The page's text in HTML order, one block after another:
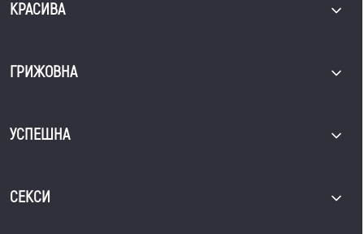
КРАСИВА
ГРИЖОВНА
УСПЕШНА
СЕКСИ